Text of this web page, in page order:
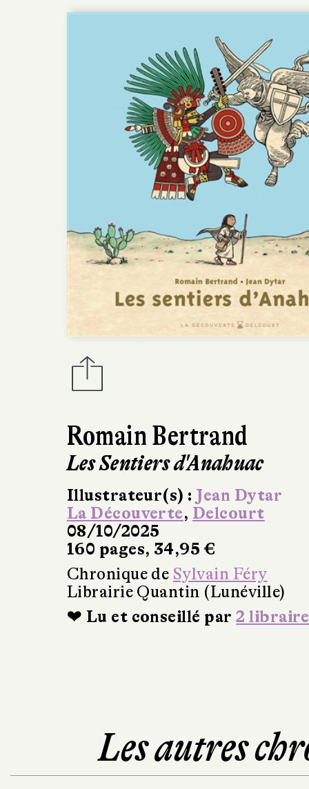
Romain Bertrand
Les Sentiers d'Anahuac
Illustrateur(s) : Jean Dytar
La Découverte, Delcourt
08/10/2025
160 pages, 34,95 €
Chronique de Sylvain Féry
Librairie Quantin (Lunéville)
❤ Lu et conseillé par2
Les autres